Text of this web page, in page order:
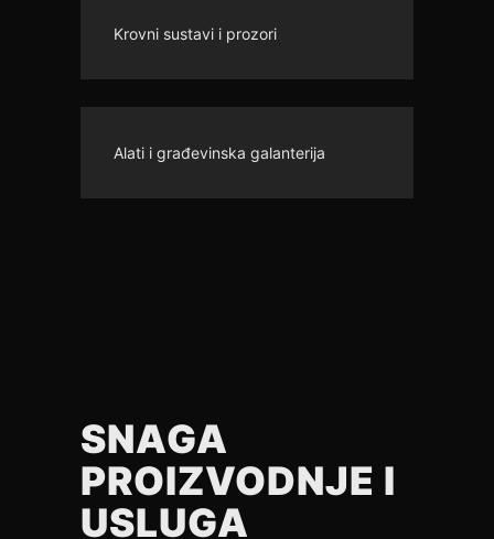
Krovni sustavi i prozori
Alati i građevinska galanterija
SNAGA
PROIZVODNJE I
USLUGA